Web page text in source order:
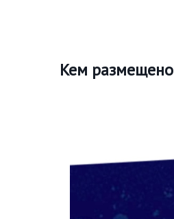
Кем размещено